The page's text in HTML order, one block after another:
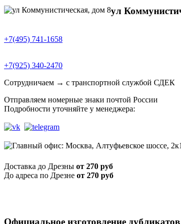
ул
+7(495) 741-1658
+7(925) 340-2470
Сотрудничаем → с транспортной службой СДЕК
Отправляем номерные знаки почтой России
Подробности уточняйте у менеджера:
Доставка до Дрезны от 270 руб
До адреса по Дрезне от 270 руб